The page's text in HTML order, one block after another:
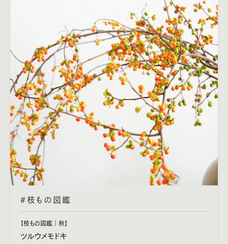
#枝もの図鑑
【枝もの図鑑｜秋】
ツルウメモドキ